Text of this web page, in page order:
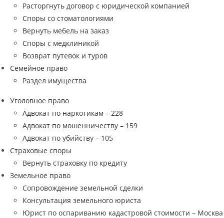
Расторгнуть договор с юридической компанией
Споры со стоматологиями
Вернуть мебель на заказ
Споры с медклиникой
Возврат путевок и туров
Семейное право
Раздел имущества
Уголовное право
Адвокат по наркотикам – 228
Адвокат по мошенничеству – 159
Адвокат по убийству – 105
Страховые споры
Вернуть страховку по кредиту
Земельное право
Сопровождение земельной сделки
Консультация земельного юриста
Юрист по оспариванию кадастровой стоимости – Москва